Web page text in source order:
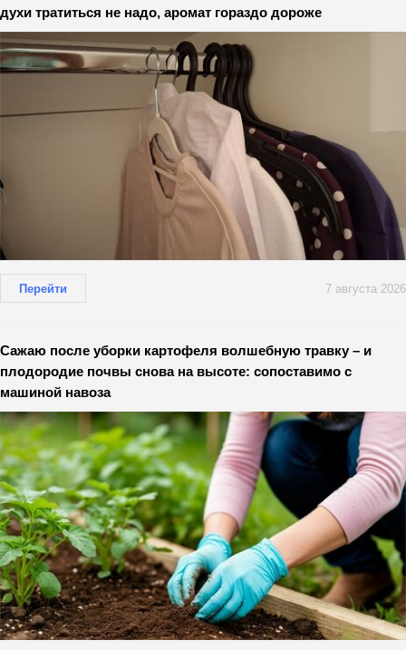
духи тратиться не надо, аромат гораздо дороже
Перейти 7 августа 2026
Сажаю после уборки картофеля волшебную травку – и
плодородие почвы снова на высоте: сопоставимо с
машиной навоза